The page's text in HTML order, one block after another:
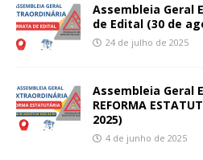
Assembleia Geral
de Edital (30 de
24 de julho de 2025
Assembleia Geral
REFORMA
2025)
4 de junho de 2025